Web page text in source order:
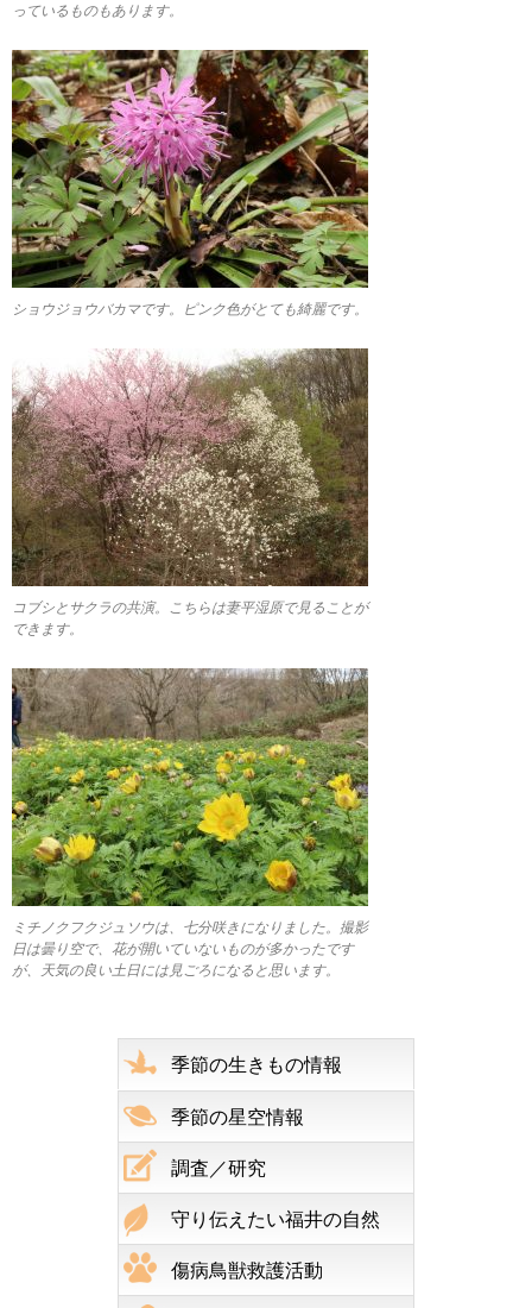
っているものもあります。
ショウジョウバカマです。ピンク色がとても綺麗です。
コブシとサクラの共演。こちらは妻平湿原で見ることが
できます。
ミチノクフクジュソウは、七分咲きになりました。撮影
日は曇り空で、花が開いていないものが多かったです
が、天気の良い土日には見ごろになると思います。
季節の生きもの情報
季節の星空情報
調査／研究
守り伝えたい福井の自然
傷病鳥獣救護活動